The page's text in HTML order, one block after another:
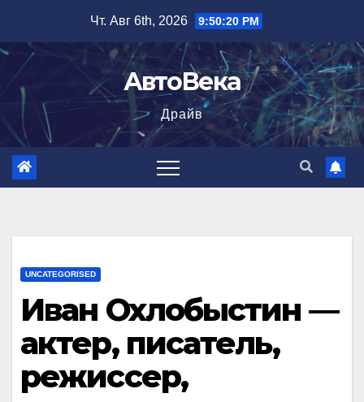
содержимому
Чт. Авг 6th, 2026 9:50:21 PM
АвтоВека
Драйв
UNCATEGORISED
Иван Охлобыстин —
актер, писатель,
режиссер,